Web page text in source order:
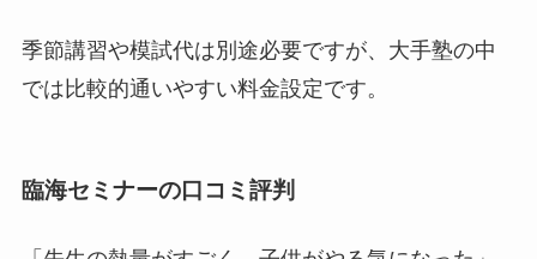
季節講習や模試代は別途必要ですが、大手塾の中
では比較的通いやすい料金設定です。
臨海セミナーの口コミ評判